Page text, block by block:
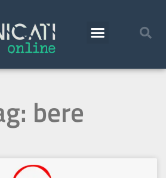
bere